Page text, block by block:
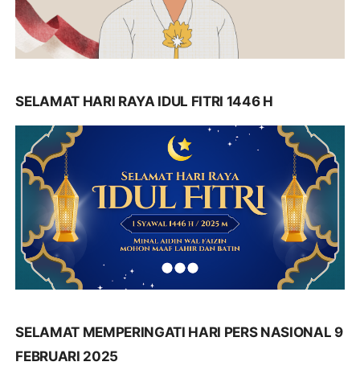
SELAMAT HARI RAYA IDUL FITRI 1446 H
SELAMAT MEMPERINGATI HARI PERS NASIONAL 9
FEBRUARI 2025